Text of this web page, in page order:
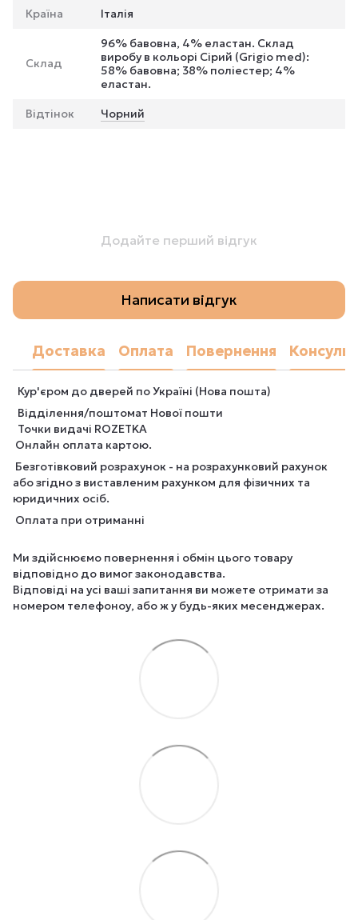
Країна Італія
Склад
96% бавовна, 4% еластан. Склад
виробу в кольорі Сірий (Grigio med):
58% бавовна; 38% поліестер; 4%
еластан.
Відтінок Чорний
Додайте перший відгук
Написати відгук
Доставка Оплата Повернення
Кур'єром до дверей по Україні (Нова пошта)
Відділення/поштомат Нової пошти
Точки видачі ROZETKA
Онлайн оплата картою.
Безготівковий розрахунок - на розрахунковий рахунок
або згідно з виставленим рахунком для фізичних та
юридичних осіб.
Оплата при отриманні
Ми здійснюємо повернення і обмін цього товару
відповідно до вимог законодавства.
Відповіді на усі ваші запитання ви можете отримати за
номером телефоноу, або ж у будь-яких месенджерах.